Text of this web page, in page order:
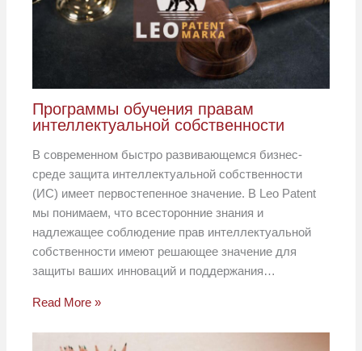
Программы обучения правам
интеллектуальной собственности
В современном быстро развивающемся бизнес-
среде защита интеллектуальной собственности
(ИС) имеет первостепенное значение. В Leo Patent
мы понимаем, что всесторонние знания и
надлежащее соблюдение прав интеллектуальной
собственности имеют решающее значение для
защиты ваших инноваций и поддержания…
Read More »